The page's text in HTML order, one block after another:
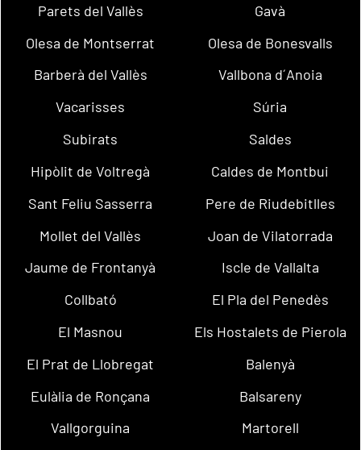
Parets del Vallès
Gavà
Olesa de Montserrat
Olesa de Bonesvalls
Barberà del Vallès
Vallbona d´Anoia
Vacarisses
Súria
Subirats
Saldes
Hipòlit de Voltregà
Caldes de Montbui
Sant Feliu Sasserra
Pere de Riudebitlles
Mollet del Vallès
Joan de Vilatorrada
Jaume de Frontanyà
Iscle de Vallalta
Collbató
El Pla del Penedès
El Masnou
Els Hostalets de Pierola
El Prat de Llobregat
Balenyà
Eulàlia de Ronçana
Balsareny
Vallgorguina
Martorell